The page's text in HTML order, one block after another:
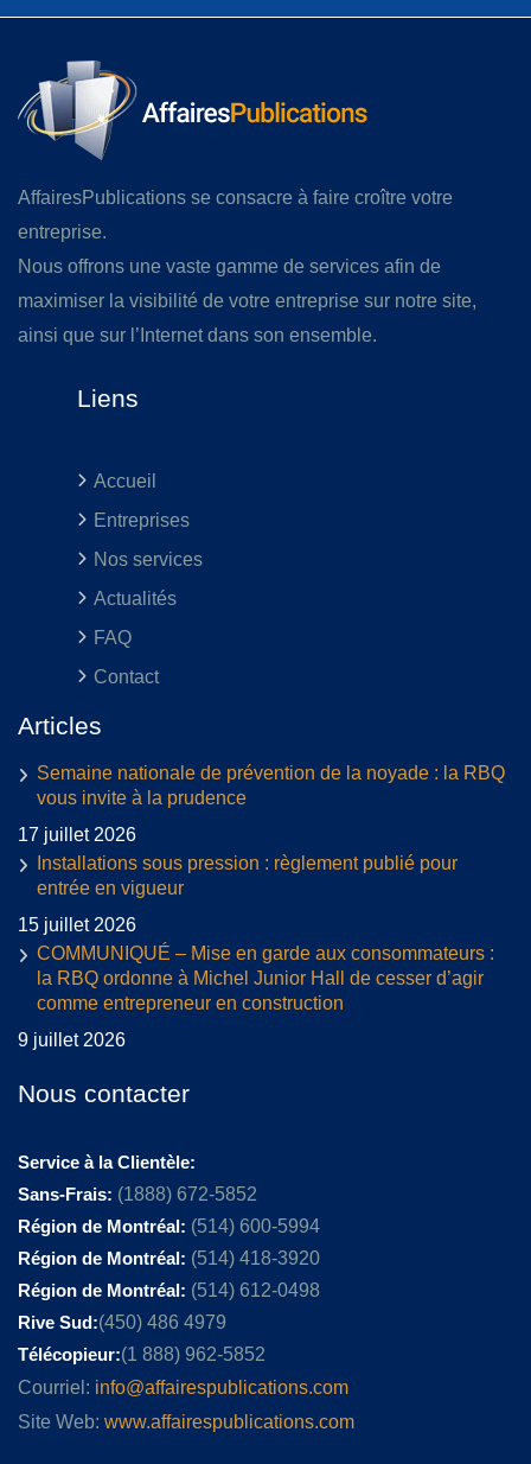
AffairesPublications se consacre à faire croître votre
entreprise.
Nous offrons une vaste gamme de services afin de
maximiser la visibilité de votre entreprise sur notre site,
ainsi que sur l’Internet dans son ensemble.
Liens
Accueil
Entreprises
Nos services
Actualités
FAQ
Contact
Articles
Semaine nationale de prévention de la noyade : la RBQ
vous invite à la prudence
17 juillet 2026
Installations sous pression : règlement publié pour
entrée en vigueur
15 juillet 2026
COMMUNIQUÉ – Mise en garde aux consommateurs :
la RBQ ordonne à Michel Junior Hall de cesser d’agir
comme entrepreneur en construction
9 juillet 2026
Nous contacter
Service à la Clientèle:
Sans-Frais: (1888) 672-5852
Région de Montréal: (514) 600-5994
Région de Montréal: (514) 418-3920
Région de Montréal: (514) 612-0498
Rive Sud:(450) 486 4979
Télécopieur:(1 888) 962-5852
Courriel: info@affairespublications.com
Site Web: www.affairespublications.com